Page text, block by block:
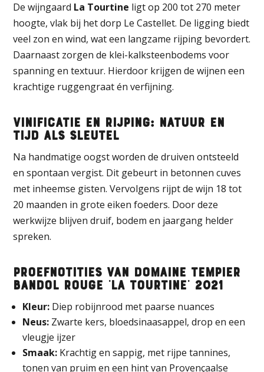
De wijngaard La Tourtine ligt op 200 tot 270 meter
hoogte, vlak bij het dorp Le Castellet. De ligging biedt
veel zon en wind, wat een langzame rijping bevordert.
Daarnaast zorgen de klei-kalksteenbodems voor
spanning en textuur. Hierdoor krijgen de wijnen een
krachtige ruggengraat én verfijning.
Vinificatie en rijping: Natuur en
tijd als sleutel
Na handmatige oogst worden de druiven ontsteeld
en spontaan vergist. Dit gebeurt in betonnen cuves
met inheemse gisten. Vervolgens rijpt de wijn 18 tot
20 maanden in grote eiken foeders. Door deze
werkwijze blijven druif, bodem en jaargang helder
spreken.
Proefnotities van Domaine Tempier
Bandol Rouge ‘La Tourtine’ 2021
Kleur: Diep robijnrood met paarse nuances
Neus: Zwarte kers, bloedsinaasappel, drop en een
vleugje ijzer
Smaak: Krachtig en sappig, met rijpe tannines,
tonen van pruim en een hint van Provençaalse